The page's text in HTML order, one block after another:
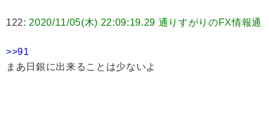
122: 2020/11/05(木) 22:09:19.29 通りすがりのFX情報通
>>91
まあ日銀に出来ることは少ないよ